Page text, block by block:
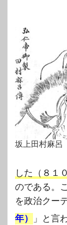
坂上田村麻呂
した（８１
のである。
を政治クー
年）
」と言